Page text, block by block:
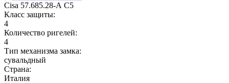
Cisa 57.685.28-А C5
Класс защиты:
4
Количество ригелей:
4
Тип механизма замка:
сувальдный
Страна:
Италия